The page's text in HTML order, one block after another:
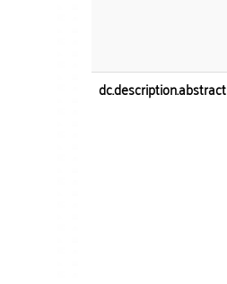
dc.description.abstract